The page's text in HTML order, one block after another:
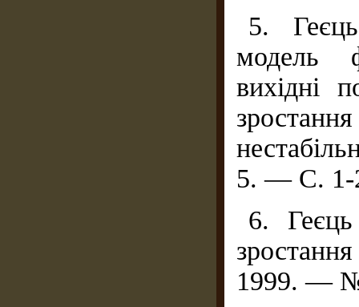
5.
модель
вихідні
5. — С. 1-
6.
1999. —